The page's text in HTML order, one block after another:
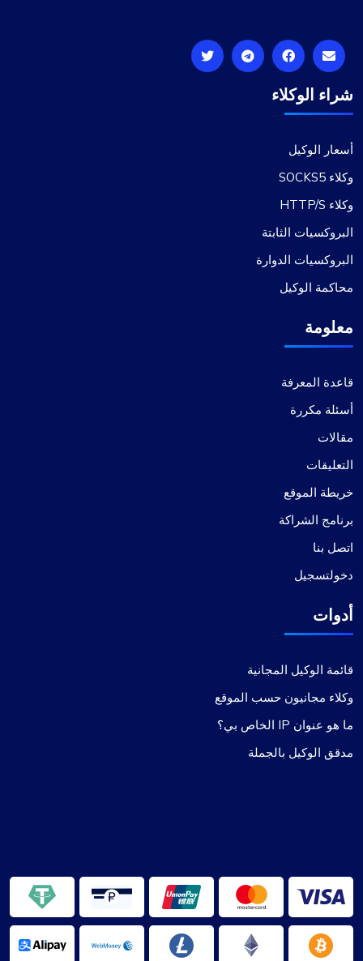
أخرى في العمل. لديهم مجموعة هائلة من الوكلاء الجدد
والمحفوظين جيدًا، وهو أمر رائع جدًا.
هذه بلا شك أفضل خدمة وكيل بالنسبة لسعرها. أتمنى أن
الوكيل مع بوصلة الوكيل: واحدة للوكلاء الثابتين والأخرى
للوكلاء الدوارين. حتى الآن، أنا راضٍ جدًا عن أدائهم.
بينتانج س.
يعمل الوكلاء كما يفترض بهم. الامور جيدة
شراء الوكلاء
أسعار الوكيل
وكلاء SOCKS5
وكلاء HTTP/S
البروكسيات الثابتة
البروكسيات الدوارة
محاكمة الوكيل
معلومة
قاعدة المعرفة
أسئلة مكررة
مقالات
التعليقات
خريطة الموقع
برنامج الشراكة
اتصل بنا
دخولتسجيل
أدوات
قائمة الوكيل المجانية
وكلاء مجانيون حسب الموقع
ما هو عنوان IP الخاص بي؟
مدقق الوكيل بالجملة